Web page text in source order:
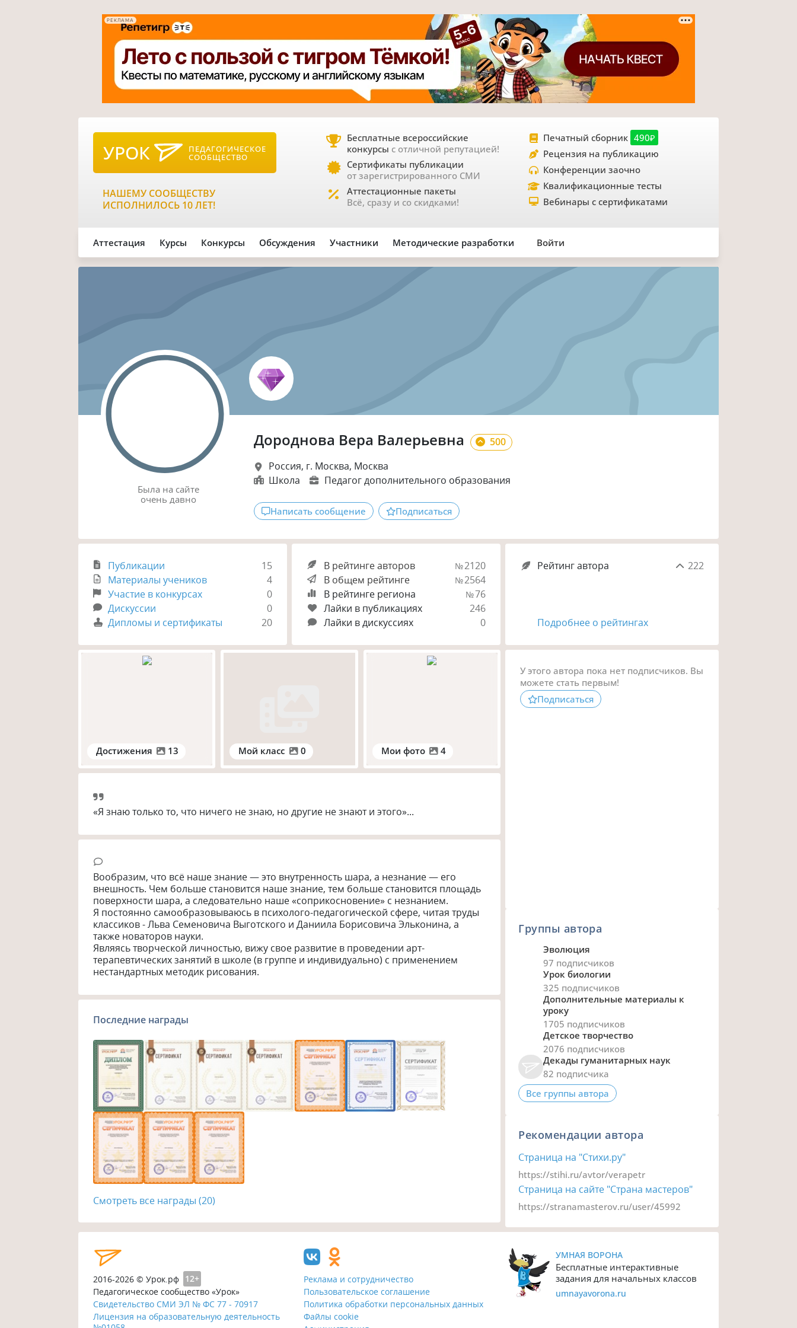
РЕКЛАМА
УРОК ПЕДАГОГИЧЕСКОЕ
СООБЩЕСТВО
НАШЕМУ СООБЩЕСТВУ
ИСПОЛНИЛОСЬ 10 ЛЕТ!
Бесплатные всероссийские
конкурсы с отличной репутацией!
Сертификаты публикации
от зарегистрированного СМИ
Аттестационные пакеты
Всё, сразу и со скидками!
Печатный сборник 490₽
Рецензия на публикацию
Конференции заочно
Квалификационные тесты
Вебинары с сертификатами
Аттестация Курсы Конкурсы Обсуждения Участники Методические разработки Войти
Была на сайте
очень давно
Дороднова Вера Валерьевна
500
Россия, г. Москва, Москва
Школа
Педагог дополнительного образования
Написать сообщение Подписаться
Публикации
15
Материалы учеников
4
Участие в конкурсах
0
Дискуссии
0
Дипломы и сертификаты
20
В рейтинге авторов №2120
В общем рейтинге
№2564
В рейтинге региона
№76
Лайки в публикациях
246
Лайки в дискуссиях
0
Рейтинг автора 222
Подробнее о рейтингах
Достижения 13 Мой класс 0 Мои фото 4
«Я знаю только то, что ничего не знаю, но другие не знают и этого»...
Вообразим, что всё наше знание — это внутренность шара, а незнание — его
внешность. Чем больше становится наше знание, тем больше становится площадь
поверхности шара, а следовательно наше «соприкосновение» с незнанием.
Я постоянно самообразовываюсь в психолого-педагогической сфере, читая труды
классиков - Льва Семеновича Выготского и Даниила Борисовича Эльконина, а
также новаторов науки.
Являясь творческой личностью, вижу свое развитие в проведении арт-
терапевтических занятий в школе (в группе и индивидуально) с применением
нестандартных методик рисования.
Последние награды
Смотреть все награды (20)
У этого автора пока нет подписчиков. Вы
можете стать первым!
Подписаться
Группы автора
Эволюция
97 подписчиков
Урок биологии
325 подписчиков
Дополнительные материалы к
уроку
1705 подписчиков
Детское творчество
2076 подписчиков
Декады гуманитарных наук
82 подписчика
Все группы автора
Рекомендации автора
Страница на "Стихи.ру"
https://stihi.ru/avtor/verapetr
Страница на сайте "Страна мастеров"
https://stranamasterov.ru/user/45992
2016-2026 © Урок.рф 12+
Педагогическое сообщество «Урок»
Свидетельство СМИ ЭЛ № ФС 77 - 70917
Лицензия на образовательную деятельность
Реклама и сотрудничество
Пользовательское соглашение
Политика обработки персональных данных
Файлы cookie
УМНАЯ ВОРОНА
Бесплатные интерактивные
задания для начальных классов
umnayavorona.ru